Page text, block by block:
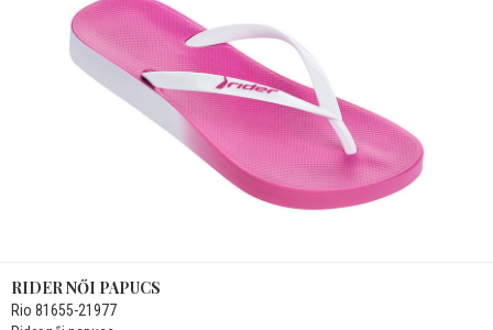
RIDER NŐI PAPUCS
Rio 81655-21977